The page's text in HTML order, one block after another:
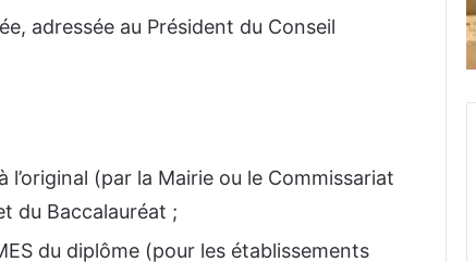
adressée au Président du Conseil
(par la Mairie ou le Commissariat
du Baccalauréat ;
du diplôme (pour les établissements